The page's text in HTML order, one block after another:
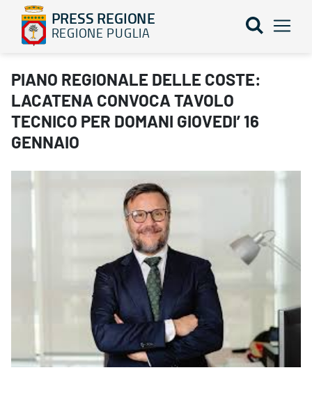
PRESS REGIONE
REGIONE PUGLIA
PIANO REGIONALE DELLE COSTE: LACATENA CONVOCA
PIANO REGIONALE DELLE COSTE:
LACATENA CONVOCA TAVOLO
TECNICO PER DOMANI GIOVEDI’ 16
GENNAIO